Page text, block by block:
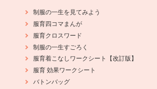
制服の一生を見てみよう
服育四コマまんが
服育クロスワード
制服の一生すごろく
服育着こなしワークシート【改訂版】
服育 効果ワークシート
バトンバッグ